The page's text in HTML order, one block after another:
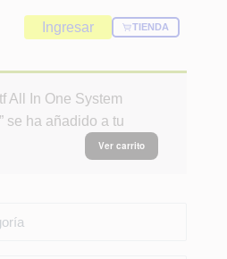
Ingresar TIENDA
All In One System
se ha añadido a tu
Ver carrito